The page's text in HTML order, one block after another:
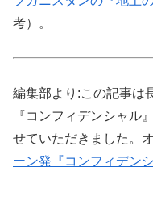
考）。
編集部より:この記事は
『コンフィデンシャル
せていただきました。
ーン発『コンフィデンシ